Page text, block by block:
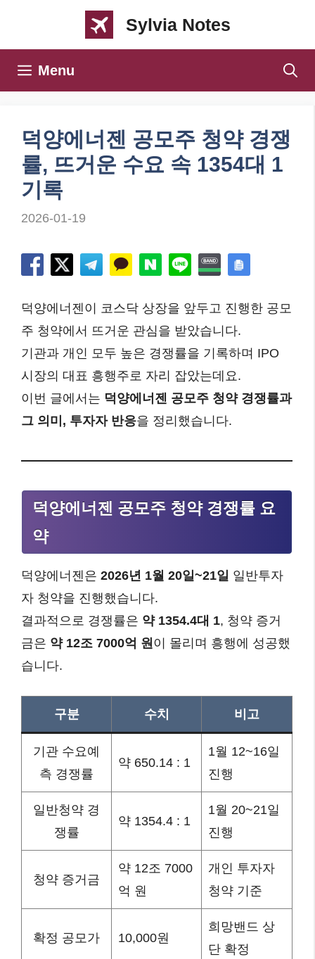
Sylvia Notes
Menu
덕양에너젠 공모주 청약 경쟁
률, 뜨거운 수요 속 1354대 1
기록
2026-01-19
덕양에너젠이 코스닥 상장을 앞두고 진행한 공모
주 청약에서 뜨거운 관심을 받았습니다.
기관과 개인 모두 높은 경쟁률을 기록하며 IPO
시장의 대표 흥행주로 자리 잡았는데요.
이번 글에서는 덕양에너젠 공모주 청약 경쟁률과
그 의미, 투자자 반응을 정리했습니다.
덕양에너젠 공모주 청약 경쟁률 요
약
덕양에너젠은 2026년 1월 20일~21일 일반투자
자 청약을 진행했습니다.
결과적으로 경쟁률은 약 1354.4대 1, 청약 증거
금은 약 12조 7000억 원이 몰리며 흥행에 성공했
습니다.
구분 수치 비고
기관 수요예
측 경쟁률
약 650.14 : 1
1월 12~16일
진행
일반청약 경
쟁률
약 1354.4 : 1
1월 20~21일
진행
청약 증거금
약 12조 7000
억 원
개인 투자자
청약 기준
확정 공모가 10,000원
희망밴드 상
단 확정